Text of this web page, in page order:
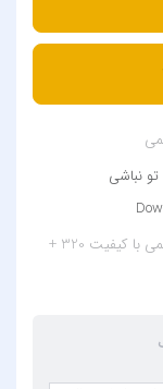
تو نباشی
دانلود آهنگ تو نباشی از فرهاد رستمی با کیفیت 320 +